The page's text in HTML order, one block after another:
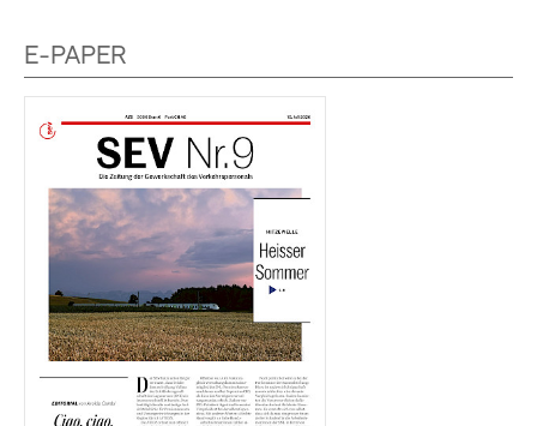
E-PAPER